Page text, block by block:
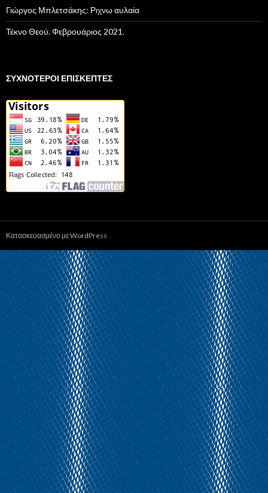
Γιώργος Μπλετσάκης: Ριχνω αυλαία
Τέκνο Θεού. Φεβρουάριος 2021.
ΣΥΧΝΌΤΕΡΟΙ ΕΠΙΣΚΈΠΤΕΣ
Κατασκευασμένο με WordPress